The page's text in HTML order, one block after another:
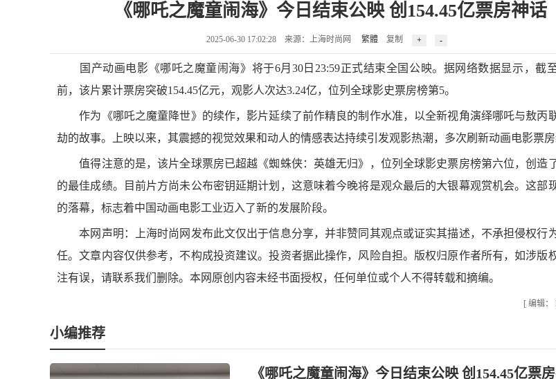
《哪吒之魔童闹海》今日结束公映 创154.45亿票房神话
2025-06-30 17:02:28 来源：上海时尚网 繁體 复制
国产动画电影《哪吒之魔童闹海》将于6月30日23:59正式结束全国公映。据网络数据显示，截
前，该片累计票房突破154.45亿元，观影人次达3.24亿，位列全球影史票房榜第5。
作为《哪吒之魔童降世》的续作，影片延续了前作精良的制作水准，以全新视角演绎哪吒与敖丙
劫的故事。上映以来，其震撼的视觉效果和动人的情感表达持续引发观影热潮，多次刷新动画电影票房
值得注意的是，该片全球票房已超越《蜘蛛侠：英雄无归》，位列全球影史票房榜第六位，创造
的最佳成绩。目前片方尚未公布密钥延期计划，这意味着今晚将是观众最后的大银幕观赏机会。这部
的落幕，标志着中国动画电影工业迈入了新的发展阶段。
本网声明：上海时尚网发布此文仅出于信息分享，并非赞同其观点或证实其描述，不承担侵权行
任。文章内容仅供参考，不构成投资建议。投资者据此操作，风险自担。版权归原作者所有，如涉版
注有误，请联系我们删除。本网原创内容未经书面授权，任何单位或个人不得转载和摘编。
[ 编辑：
小编推荐
《哪吒之魔童闹海》今日结束公映 创154.45亿票